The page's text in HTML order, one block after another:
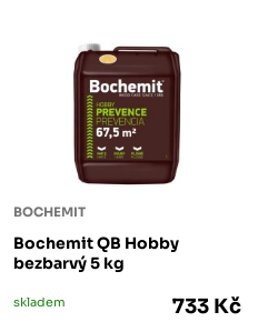
BOCHEMIT
Bochemit QB Hobby
bezbarvý 5 kg
skladem 733 Kč